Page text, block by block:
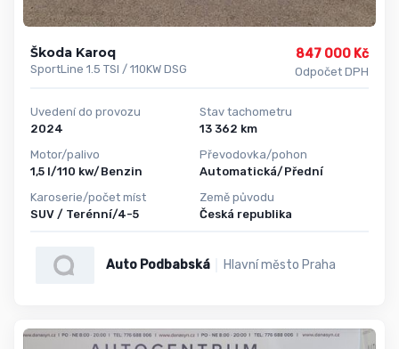
Škoda Karoq
SportLine 1.5 TSI / 110KW DSG
847 000 Kč
Odpočet DPH
Uvedení do provozu
2024
Motor/palivo
1,5 l/110 kw/Benzin
Karoserie/počet míst
SUV / Terénní/4-5
Stav tachometru
13 362 km
Převodovka/pohon
Automatická/Přední
Země původu
Česká republika
Auto Podbabská Hlavní město Praha